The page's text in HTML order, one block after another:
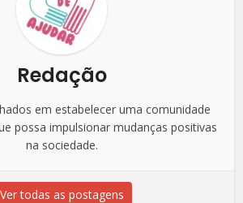
Redação
em estabelecer uma comunidade
possa impulsionar mudanças positivas
na sociedade.
Ver todas as postagens